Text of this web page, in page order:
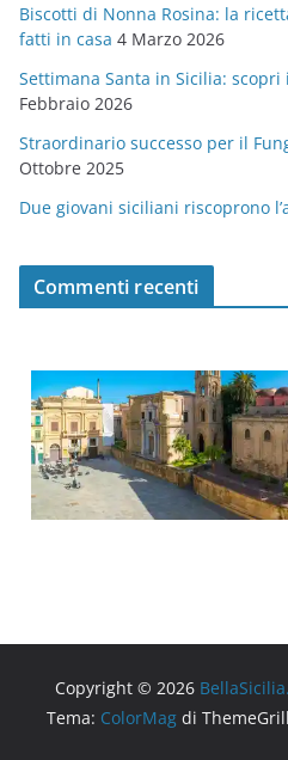
i
e
Biscotti di Nonna Rosina: la
fatti in casa 4 Marzo 2026
Settimana Santa in Sicilia:
Febbraio 2026
Straordinario successo per il
Ottobre 2025
Due giovani siciliani riscoprono
Commenti recenti
Copyright © 2026
Tema: ColorMag di